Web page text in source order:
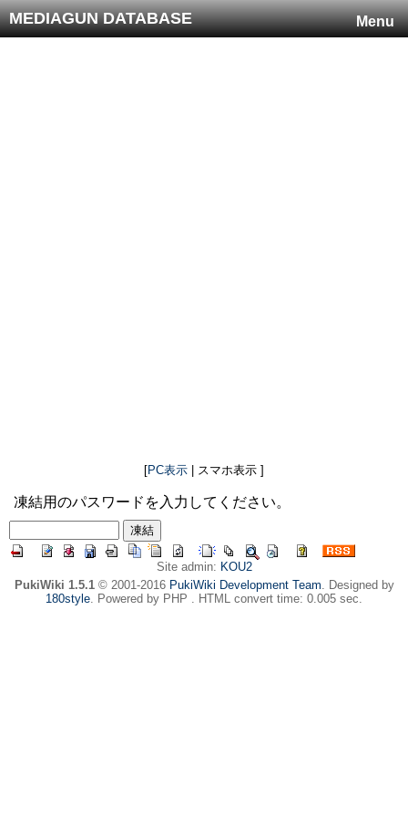
Menu
MEDIAGUN DATABASE
[PC表示 | スマホ表示 ]
凍結用のパスワードを入力してください。
Site admin: KOU2
PukiWiki 1.5.1© 2001-2016 PukiWiki Development Team. Designed by
180style. Powered by PHP . HTML convert time: 0.005 sec.